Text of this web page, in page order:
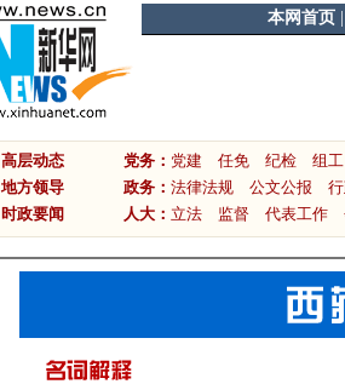
本网首页|
高层动态
地方领导
时政要闻
党务： 党建 任免 纪检 组工
政务： 法律法规 公文公报
人大： 立法 监督 代表工作